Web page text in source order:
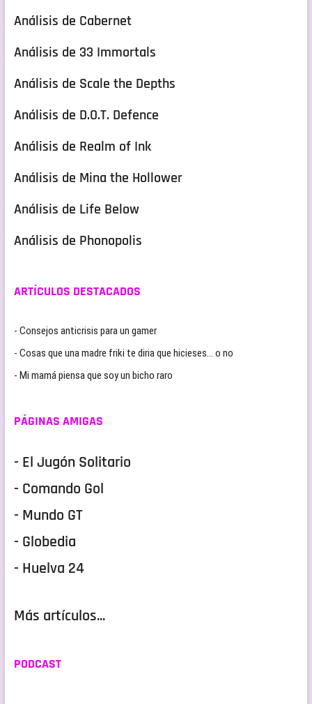
Análisis de Cabernet
Análisis de 33 Immortals
Análisis de Scale the Depths
Análisis de D.O.T. Defence
Análisis de Realm of Ink
Análisis de Mina the Hollower
Análisis de Life Below
Análisis de Phonopolis
ARTÍCULOS DESTACADOS
- Consejos anticrisis para un gamer
- Cosas que una madre friki te diria que hicieses… o no
- Mi mamá piensa que soy un bicho raro
PÁGINAS AMIGAS
- El Jugón Solitario
- Comando Gol
- Mundo GT
- Globedia
- Huelva 24
Más artículos...
PODCAST